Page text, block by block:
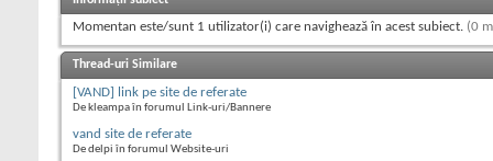
Momentan este/sunt 1 utilizator(i) care navighează în acest subiect. (0
Thread-uri Similare
[VAND] link pe site de referate
De kleampa în forumul Link-uri/Bannere
vand site de referate
De delpi în forumul Website-uri